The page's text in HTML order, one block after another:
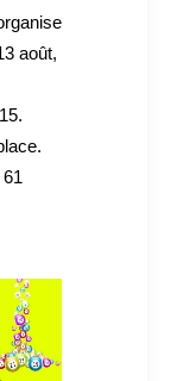
août,